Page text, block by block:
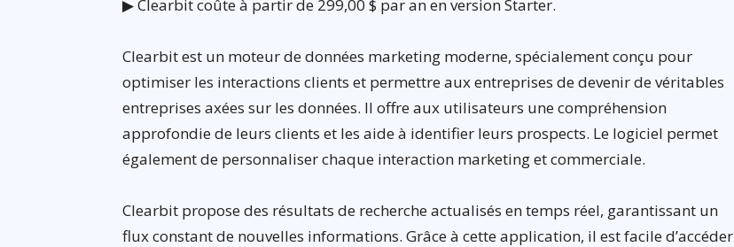
▶ Clearbit coûte à partir de 299,00 $ par an en version Starter.
Clearbit est un moteur de données marketing moderne, spécialement conçu pour
optimiser les interactions clients et permettre aux entreprises de devenir de véritables
entreprises axées sur les données. Il offre aux utilisateurs une compréhension
approfondie de leurs clients et les aide à identifier leurs prospects. Le logiciel permet
également de personnaliser chaque interaction marketing et commerciale.
Clearbit propose des résultats de recherche actualisés en temps réel, garantissant un
flux constant de nouvelles informations. Grâce à cette application, il est facile d’accéder